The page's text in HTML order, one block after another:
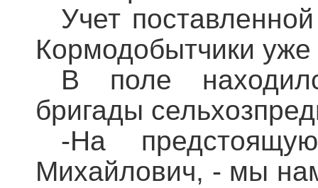
Учет
Кормодобытчики уже
В поле
бригады
-На
Михайлович, - мы